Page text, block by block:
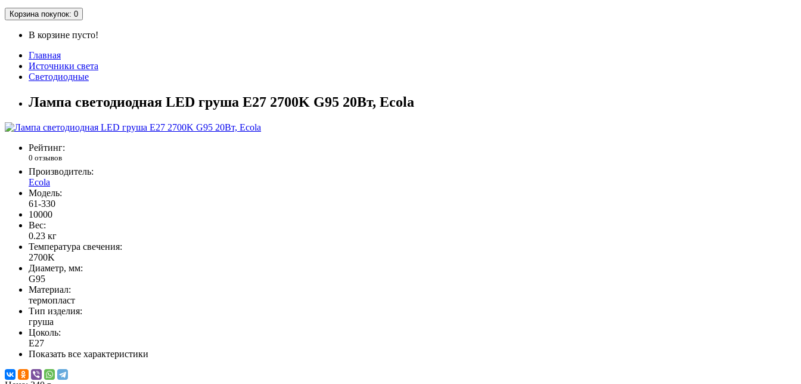
Корзина покупок: 0
В корзине пусто!
Главная
Источники света
Светодиодные
Лампа светодиодная LED груша Е27 2700K G95 20Вт, Ecola
Рейтинг:
0 отзывов
Производитель:
Ecola
Модель:
61-330
10000
Вес:
0.23 кг
Температура свечения:
2700K
Диаметр, мм:
G95
Материал:
термопласт
Тип изделия:
груша
Цоколь:
Е27
Показать все характеристики